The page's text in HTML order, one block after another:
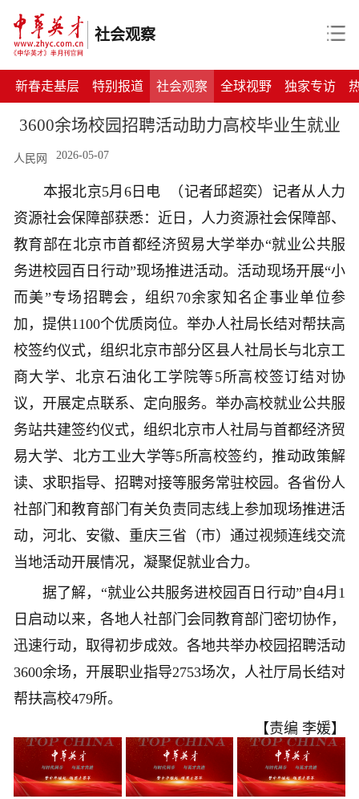
社会观察
新春走基层 特别报道 社会观察 全球视野 独家专访
3600余场校园招聘活动助力高校毕业生就业
人民网 2026-05-07
本报北京5月6日电 （记者邱超奕）记者从人力
资源社会保障部获悉：近日，人力资源社会保障部、
教育部在北京市首都经济贸易大学举办“就业公共服
务进校园百日行动”现场推进活动。活动现场开展“小
而美”专场招聘会，组织70余家知名企事业单位参
加，提供1100个优质岗位。举办人社局长结对帮扶高
校签约仪式，组织北京市部分区县人社局长与北京工
商大学、北京石油化工学院等5所高校签订结对协
议，开展定点联系、定向服务。举办高校就业公共服
务站共建签约仪式，组织北京市人社局与首都经济贸
易大学、北方工业大学等5所高校签约，推动政策解
读、求职指导、招聘对接等服务常驻校园。各省份人
社部门和教育部门有关负责同志线上参加现场推进活
动，河北、安徽、重庆三省（市）通过视频连线交流
当地活动开展情况，凝聚促就业合力。
据了解，“就业公共服务进校园百日行动”自4月1
日启动以来，各地人社部门会同教育部门密切协作，
迅速行动，取得初步成效。各地共举办校园招聘活动
3600余场，开展职业指导2753场次，人社厅局长结对
帮扶高校479所。
【责编 李媛】